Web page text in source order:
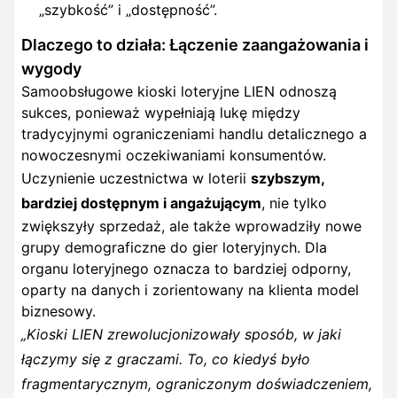
„szybkość” i „dostępność”.
Dlaczego to działa: Łączenie zaangażowania i
wygody
Samoobsługowe kioski loteryjne LIEN odnoszą
sukces, ponieważ wypełniają lukę między
tradycyjnymi ograniczeniami handlu detalicznego a
nowoczesnymi oczekiwaniami konsumentów.
Uczynienie uczestnictwa w loterii szybszym,
bardziej dostępnym i angażującym, nie tylko
zwiększyły sprzedaż, ale także wprowadziły nowe
grupy demograficzne do gier loteryjnych. Dla
organu loteryjnego oznacza to bardziej odporny,
oparty na danych i zorientowany na klienta model
biznesowy.
„Kioski LIEN zrewolucjonizowały sposób, w jaki
łączymy się z graczami. To, co kiedyś było
fragmentarycznym, ograniczonym doświadczeniem,